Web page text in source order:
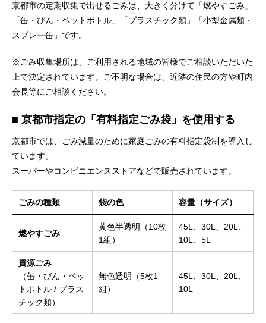
京都市の定期収集で出せるごみは、大きく分けて「燃やすごみ」
「缶・びん・ペットボトル」「プラスチック類」「小型金属類・
スプレー缶」です。
※ごみ収集場所は、ご利用される地域の皆様でご相談いただいた
上で決定されています。ご不明な場合は、近隣の住民の方や町内
会長等にご相談ください。
■ 京都市指定の「有料指定ごみ袋」を使用する
京都市では、ごみ減量のために家庭ごみの有料指定袋制を導入し
ています。
スーパーやコンビニエンスストアなどで販売されています。
ごみの種類 袋の色 容量（サイズ）
燃やすごみ
黄色半透明（10枚
1組）
45L、30L、20L、
10L、5L
資源ごみ
（缶・びん・ペッ
トボトル / プラス
チック類）
無色透明（5枚1
組）
45L、30L、20L、
10L